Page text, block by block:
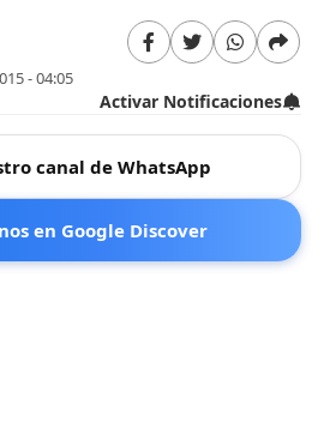
- 04:05
Activar Notificaciones
canal de WhatsApp
en Google Discover